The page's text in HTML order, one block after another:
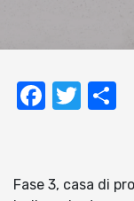
Fase 3, casa di